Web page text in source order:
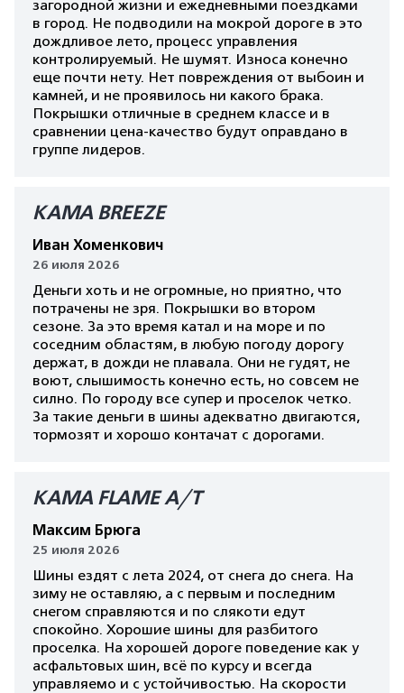
загородной жизни и ежедневными поездками
в город. Не подводили на мокрой дороге в это
дождливое лето, процесс управления
контролируемый. Не шумят. Износа конечно
еще почти нету. Нет повреждения от выбоин и
камней, и не проявилось ни какого брака.
Покрышки отличные в среднем классе и в
сравнении цена-качество будут оправдано в
группе лидеров.
КАМА BREEZE
Иван Хоменкович
26 июля 2026
Деньги хоть и не огромные, но приятно, что
потрачены не зря. Покрышки во втором
сезоне. За это время катал и на море и по
соседним областям, в любую погоду дорогу
держат, в дожди не плавала. Они не гудят, не
воют, слышимость конечно есть, но совсем не
силно. По городу все супер и проселок четко.
За такие деньги в шины адекватно двигаются,
тормозят и хорошо контачат с дорогами.
КАМА FLAME A/T
Максим Брюга
25 июля 2026
Шины ездят с лета 2024, от снега до снега. На
зиму не оставляю, а с первым и последним
снегом справляются и по слякоти едут
спокойно. Хорошие шины для разбитого
проселка. На хорошей дороге поведение как у
асфальтовых шин, всё по курсу и всегда
управляемо и с устойчивостью. На скорости